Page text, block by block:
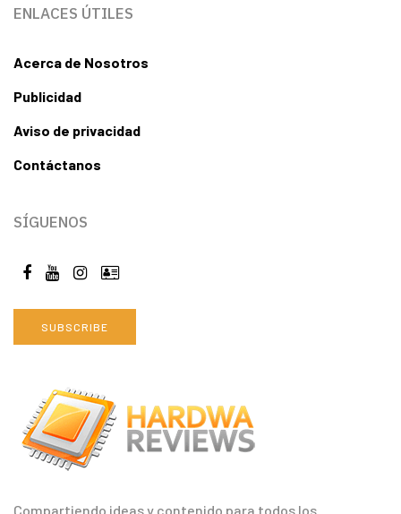
Compartiendo ideas y contenido para todos los
ENLACES ÚTILES
Acerca de Nosotros
Publicidad
Aviso de privacidad
Contáctanos
SÍGUENOS
SUBSCRIBE